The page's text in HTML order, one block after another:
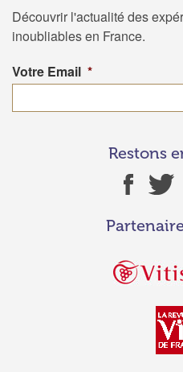
Découvrir l'actualité des
inoubliables en France.
Votre Email *
Restons